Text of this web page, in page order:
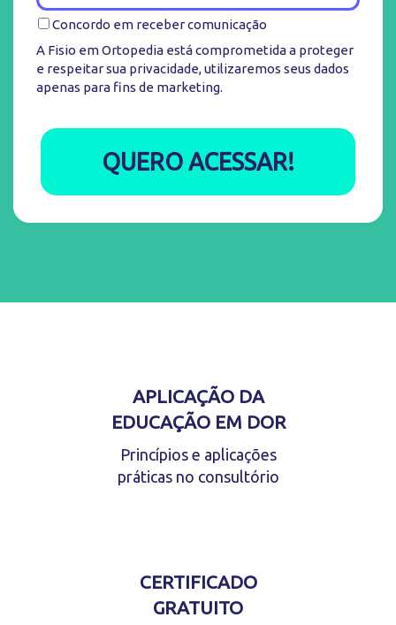
Concordo em receber comunicação
A Fisio em Ortopedia está comprometida a proteger
e respeitar sua privacidade, utilizaremos seus dados
apenas para fins de marketing.
QUERO ACESSAR!
APLICAÇÃO DA
EDUCAÇÃO EM DOR
Princípios e aplicações
práticas no consultório
CERTIFICADO
GRATUITO